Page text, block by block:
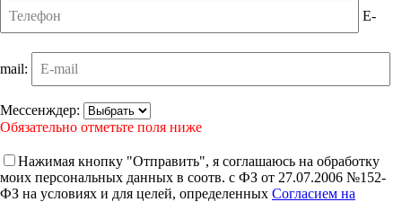
E-
mail:
Мессенждер:
Обязательно отметьте поля ниже
Нажимая кнопку "Отправить", я соглашаюсь на обработку
моих персональных данных в соотв. с ФЗ от 27.07.2006 №152-
ФЗ на условиях и для целей, определенных Согласием на